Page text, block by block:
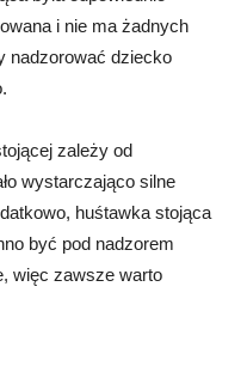
i nie ma żadnych
nadzorować dziecko
zależy od
wystarczająco silne
huśtawka stojąca
być pod nadzorem
więc zawsze warto